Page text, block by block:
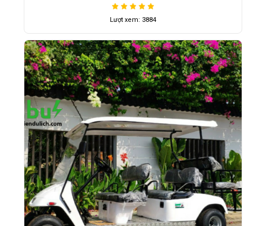
Lượt xem: 3884